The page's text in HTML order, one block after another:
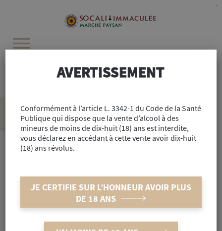
Accueil>Alimentaire>Cave> Vins de France>Domaine Le
Renard 75cl
Domaine Le Renard 75cl
AVERTISSEMENT
Conformément à l’article L. 3342-1 du Code de la Santé
Publique qui dispose que la vente d’alcool à des
mineurs de moins de dix-huit (18) ans est interdite,
vous déclarez en accédant à cette vente avoir dix-huit
(18) ans révolus.
JE CERTIFIE SUR L’HONNEUR AVOIR PLUS
DE 18 ANS
-